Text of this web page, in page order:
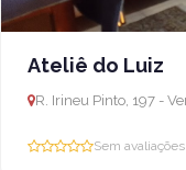
Ateliê do Luiz
Sem avaliações